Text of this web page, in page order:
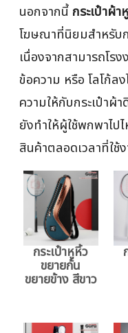
นอกจากนี้ กระเป๋าผ้า
โฆษณาที่นิยมสำหรับ
เนื่องจากสามารถโ
ข้อความ หรือ โลโก้ล
ความให้กับกระเป๋าผ้
ยังทำให้ผู้ใช้พกพาไป
สินค้าตลอดเวลาที่ใช้
กระเป๋าหูหิ้ว
ขยายก้น
ขยายข้าง สีขาว